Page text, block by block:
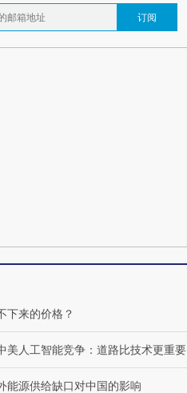
订阅
下来的价格？
美人工智能竞争：道路比技术更重要
能源供给缺口对中国的影响